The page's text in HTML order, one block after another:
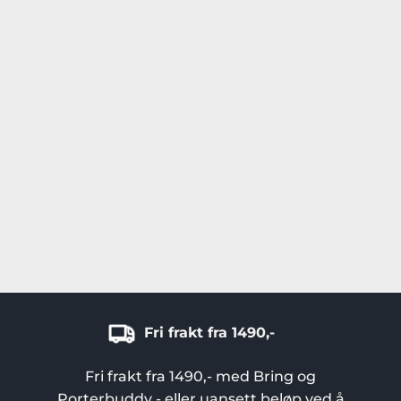
Fri frakt fra 1490,-
Fri frakt fra 1490,- med Bring og